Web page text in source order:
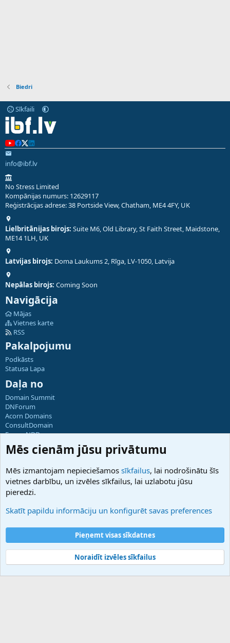
Biedri
Sīkfaili
info@ibf.lv
No Stress Limited
Kompānijas numurs: 12629117
Reģistrācijas adrese: 38 Portside View, Chatham, ME4 4FY, UK
Lielbritānijas birojs: Suite M6, Old Library, St Faith Street, Maidstone,
ME14 1LH, UK
Latvijas birojs: Doma Laukums 2, Rīga, LV-1050, Latvija
Nepālas birojs: Coming Soon
Navigācija
Mājas
Vietnes karte
RSS
Pakalpojumu
Podkāsts
Statusa Lapa
Daļa no
Domain Summit
DNForum
Acorn Domains
ConsultDomain
ForumNDD
Domainforum.ro
27.be
Hostmaria
Atbalsts
Palīdzība
Noteikumi un nosacījumi
Privātuma politika
Community platform by XenForo® © 2010-2025 XenForo Ltd.
Mēs cienām jūsu privātumu
Mēs izmantojam nepieciešamos sīkfailus, lai nodrošinātu šīs
vietnes darbību, un izvēles sīkfailus, lai uzlabotu jūsu
pieredzi.
Skatīt papildu informāciju un konfigurēt savas preferences
Pieņemt visas sīkdatnes
Noraidīt izvēles sīkfailus